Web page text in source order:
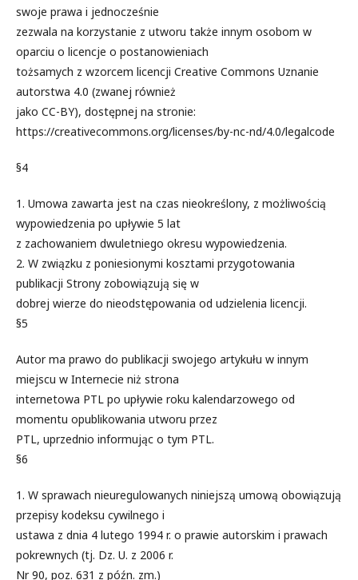
swoje prawa i jednocześnie
zezwala na korzystanie z utworu także innym osobom w
oparciu o licencje o postanowieniach
tożsamych z wzorcem licencji Creative Commons Uznanie
autorstwa 4.0 (zwanej również
jako CC-BY), dostępnej na stronie:
https://creativecommons.org/licenses/by-nc-nd/4.0/legalcode
§4
1. Umowa zawarta jest na czas nieokreślony, z możliwością
wypowiedzenia po upływie 5 lat
z zachowaniem dwuletniego okresu wypowiedzenia.
2. W związku z poniesionymi kosztami przygotowania
publikacji Strony zobowiązują się w
dobrej wierze do nieodstępowania od udzielenia licencji.
§5
Autor ma prawo do publikacji swojego artykułu w innym
miejscu w Internecie niż strona
internetowa PTL po upływie roku kalendarzowego od
momentu opublikowania utworu przez
PTL, uprzednio informując o tym PTL.
§6
1. W sprawach nieuregulowanych niniejszą umową obowiązują
przepisy kodeksu cywilnego i
ustawa z dnia 4 lutego 1994 r. o prawie autorskim i prawach
pokrewnych (tj. Dz. U. z 2006 r.
Nr 90, poz. 631 z późn. zm.)